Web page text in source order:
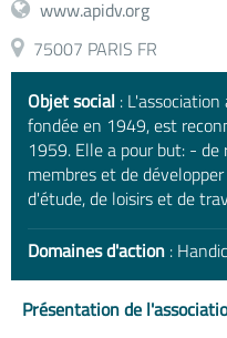
www.apidv.org
75007 PARIS FR
Objet social :
fondée en 1949, est
1959. Elle a pour but: -
membres et de
d'étude, de loisirs et de
Domaines d'action :
Présentation de